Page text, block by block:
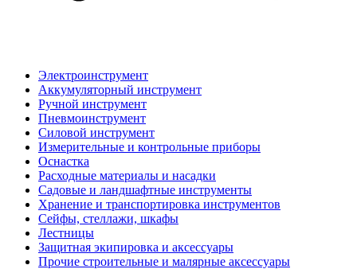
Электроинструмент
Аккумуляторный инструмент
Ручной инструмент
Пневмоинструмент
Силовой инструмент
Измерительные и контрольные приборы
Оснастка
Расходные материалы и насадки
Садовые и ландшафтные инструменты
Хранение и транспортировка инструментов
Сейфы, стеллажи, шкафы
Лестницы
Защитная экипировка и аксессуары
Прочие строительные и малярные аксессуары